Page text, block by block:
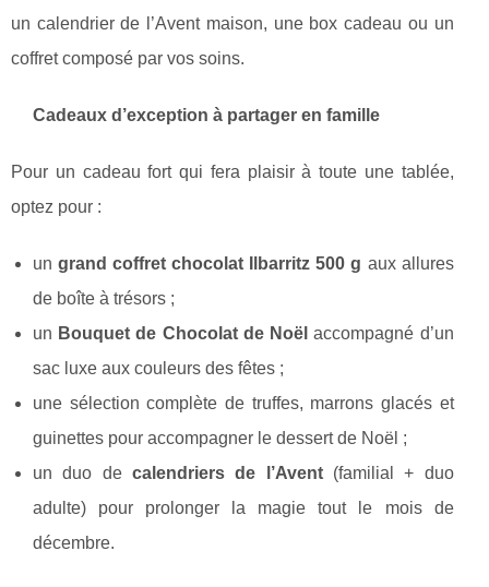
un calendrier de l’Avent maison, une box cadeau ou un
coffret composé par vos soins.
Cadeaux d’exception à partager en famille
Pour un cadeau fort qui fera plaisir à toute une tablée,
optez pour :
ungrand coffret chocolat Ilbarritz 500 g aux allures
de boîte à trésors ;
un Bouquet de Chocolat de Noël accompagné d’un
sac luxe aux couleurs des fêtes ;
une sélection complète de truffes, marrons glacés et
guinettes pour accompagner le dessert de Noël ;
un duo de calendriers de l’Avent(familial + duo
adulte) pour prolonger la magie tout le mois de
décembre.